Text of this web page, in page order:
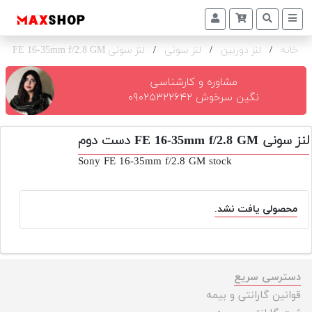
دوربین
و
تجهیزات
و
اکسسوری
خرید
اجاره
دوربین
خانه / لنز دوربین / لنز سونی / لنز سونی FE 16-35mm f/2.8 GM
مشاوره و کارشناسی
نگین سرخوش ۰۹۰۲۵۳۲۲۶۴۲
لنز سونی FE 16-35mm f/2.8 GM دست دوم
Sony FE 16-35mm f/2.8 GM stock
محصولی یافت نشد.
دسترسی سریع
قوانین گارانتی و بیمه